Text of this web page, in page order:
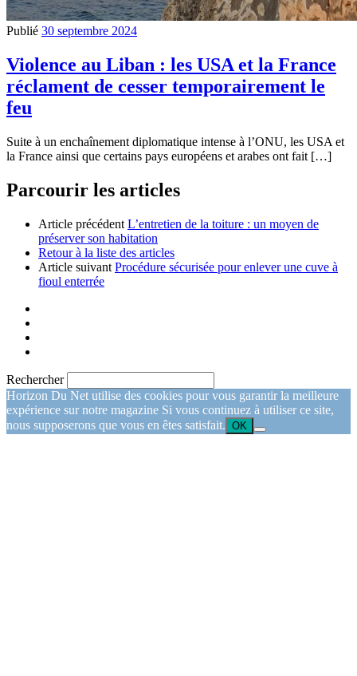
Publié 30 septembre 2024
Violence au Liban : les USA et la France
réclament de cesser temporairement le
feu
Suite à un enchaînement diplomatique intense à l’ONU, les USA et
la France ainsi que certains pays européens et arabes ont fait […]
Parcourir les articles
Article précédent L’entretien de la toiture : un moyen de
préserver son habitation
Retour à la liste des articles
Article suivant Procédure sécurisée pour enlever une cuve à
fioul enterrée
Rechercher
Horizon Du Net utilise des cookies pour vous garantir la meilleure
expérience sur notre magazine Si vous continuez à utiliser ce site,
nous supposerons que vous en êtes satisfait. OK